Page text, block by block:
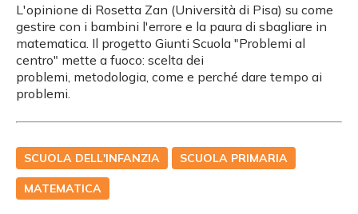
L'opinione di Rosetta Zan (Università di Pisa) su come
gestire con i bambini l'errore e la paura di sbagliare in
matematica. Il progetto Giunti Scuola "Problemi al
centro" mette a fuoco: scelta dei
problemi, metodologia, come e perché dare tempo ai
problemi.
SCUOLA DELL'INFANZIA SCUOLA PRIMARIA
MATEMATICA